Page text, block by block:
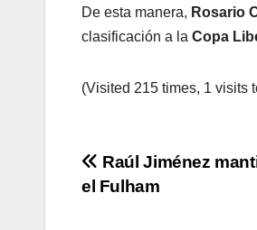
De esta manera, Rosario
clasificación a la Copa
(Visited 215 times, 1 visits
Navegación
Raúl Jiménez
el Fulham